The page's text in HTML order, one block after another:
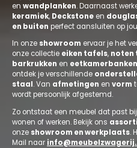
en wandplanken. Daarnaast
keramiek, Deckstone en
en buiten perfect aansluiten op
In onze showroom ervaar je het
onze collectie eiken tafels, noten
barkrukken en eetkamerbanken
ontdek je verschillende
staal. Van afmetingen en vorm
wordt persoonlijk afgestemd.
Zo ontstaat een meubel dat past
wonen of werken. Bekijk ons
onze showroom en werkplaats.
Mail naar